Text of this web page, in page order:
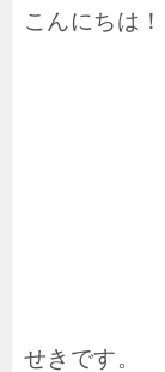
こんにちは！
せきです。